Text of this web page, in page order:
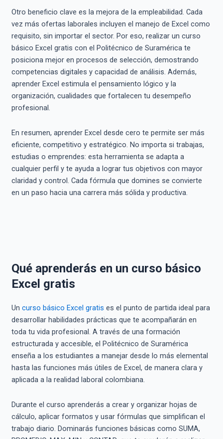
Otro beneficio clave es la mejora de la empleabilidad. Cada
vez más ofertas laborales incluyen el manejo de Excel como
requisito, sin importar el sector. Por eso, realizar un curso
básico Excel gratis con el Politécnico de Suramérica te
posiciona mejor en procesos de selección, demostrando
competencias digitales y capacidad de análisis. Además,
aprender Excel estimula el pensamiento lógico y la
organización, cualidades que fortalecen tu desempeño
profesional.
En resumen, aprender Excel desde cero te permite ser más
eficiente, competitivo y estratégico. No importa si trabajas,
estudias o emprendes: esta herramienta se adapta a
cualquier perfil y te ayuda a lograr tus objetivos con mayor
claridad y control. Cada fórmula que domines se convierte
en un paso hacia una carrera más sólida y productiva.
Qué aprenderás en un curso básico
Excel gratis
Un curso básico Excel gratis es el punto de partida ideal para
desarrollar habilidades prácticas que te acompañarán en
toda tu vida profesional. A través de una formación
estructurada y accesible, el Politécnico de Suramérica
enseña a los estudiantes a manejar desde lo más elemental
hasta las funciones más útiles de Excel, de manera clara y
aplicada a la realidad laboral colombiana.
Durante el curso aprenderás a crear y organizar hojas de
cálculo, aplicar formatos y usar fórmulas que simplifican el
trabajo diario. Dominarás funciones básicas como SUMA,